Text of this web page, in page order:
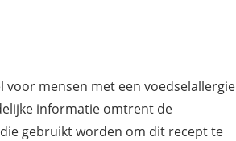
voor mensen met een voedselallergie
informatie omtrent de
gebruikt worden om dit recept te